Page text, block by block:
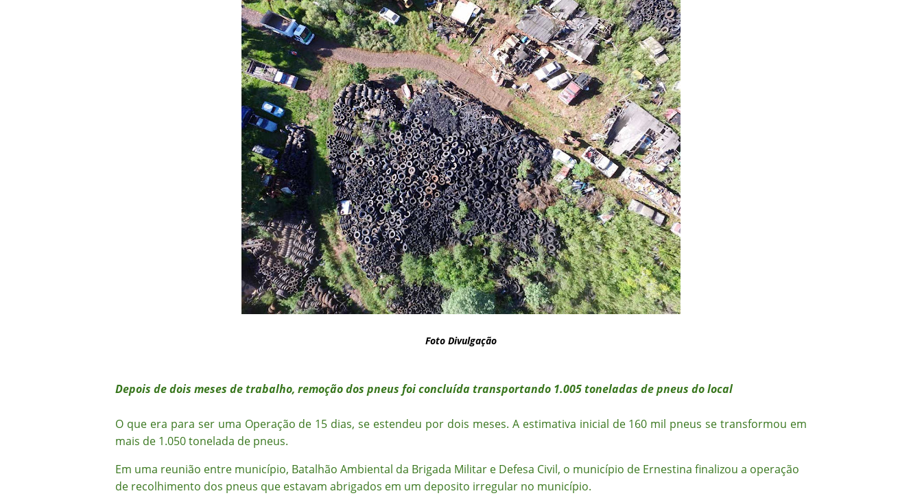
Foto Divulgação
Depois de dois meses de trabalho, remoção dos pneus foi concluída transportando 1.005 toneladas de pneus do local
O que era para ser uma Operação de 15 dias, se estendeu por dois meses. A estimativa inicial de 160 mil pneus se transformou em
mais de 1.050 tonelada de pneus.
Em uma reunião entre município, Batalhão Ambiental da Brigada Militar e Defesa Civil, o município de Ernestina finalizou a operação
de recolhimento dos pneus que estavam abrigados em um deposito irregular no município.